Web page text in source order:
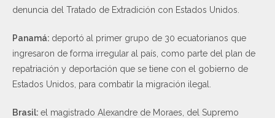
denuncia del Tratado de Extradición con Estados Unidos.
Panamá: deportó al primer grupo de 30 ecuatorianos que
ingresaron de forma irregular al país, como parte del plan de
repatriación y deportación que se tiene con el gobierno de
Estados Unidos, para combatir la migración ilegal.
Brasil: el magistrado Alexandre de Moraes, del Supremo